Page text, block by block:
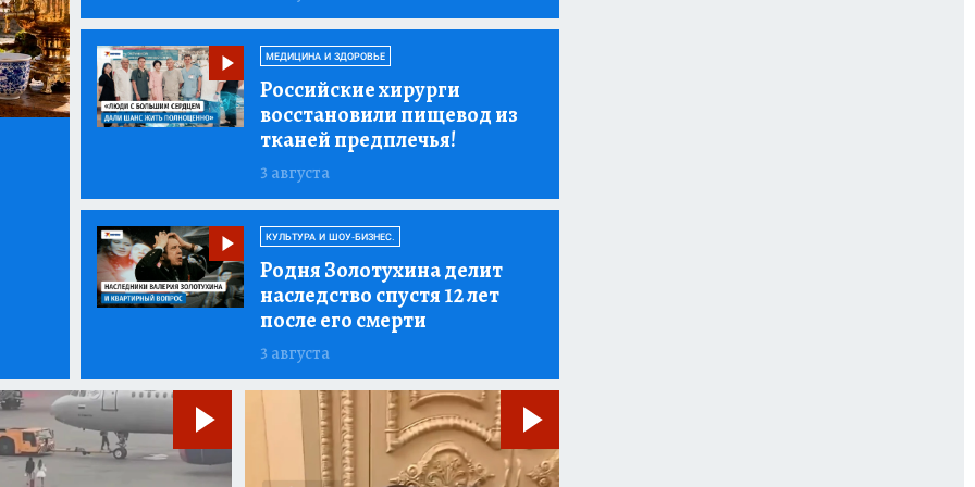
МЕДИЦИНА И ЗДОРОВЬЕ
Российские хирурги
восстановили пищевод из
тканей предплечья!
3 августа
КУЛЬТУРА И ШОУ-БИЗНЕС.
Родня Золотухина делит
наследство спустя 12 лет
после его смерти
3 августа